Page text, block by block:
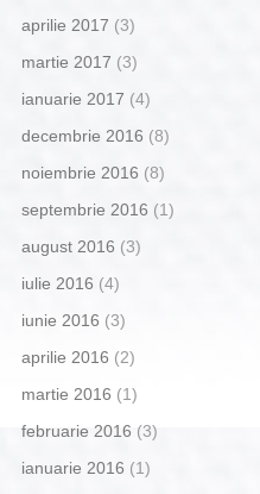
aprilie 2017 (3)
martie 2017 (3)
ianuarie 2017 (4)
decembrie 2016 (8)
noiembrie 2016 (8)
septembrie 2016 (1)
august 2016 (3)
iulie 2016 (4)
iunie 2016 (3)
aprilie 2016 (2)
martie 2016 (1)
februarie 2016 (3)
ianuarie 2016 (1)